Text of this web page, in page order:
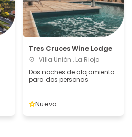
Tres Cruces Wine Lodge
Villa Unión , La Rioja
Dos noches de alojamiento
para dos personas
Nueva